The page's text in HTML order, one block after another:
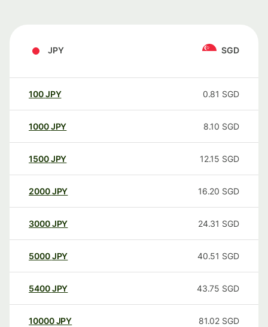
JPY SGD
100JPY 0.81 SGD
1000JPY 8.10 SGD
1500JPY 12.15 SGD
2000JPY 16.20 SGD
3000JPY 24.31 SGD
5000JPY 40.51 SGD
5400JPY 43.75 SGD
10000 JPY 81.02 SGD